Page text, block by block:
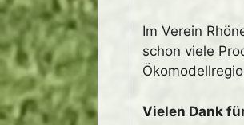
Im Verein
schon viele
Vielen Dank